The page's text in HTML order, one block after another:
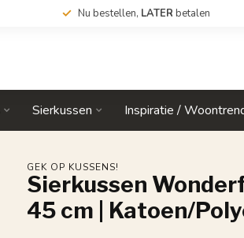
Nu bestellen, LATER betalen
Sierkussen Inspiratie /
GEK OP KUSSENS!
Sierkussen
45 cm | Katoen/